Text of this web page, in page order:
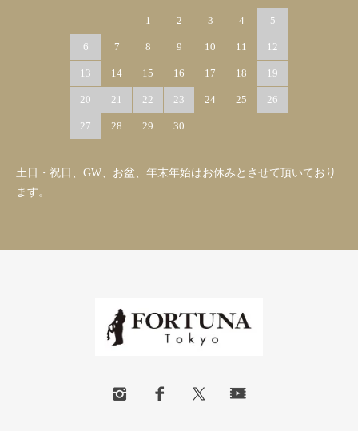
1 2 3 4 5
6 7 8 9 10 11 12
13 14 15 16 17 18 19
20 21 22 23 24 25 26
27 28 29 30
土日・祝日、GW、お盆、年末年始はお休みとさせて頂いており
ます。